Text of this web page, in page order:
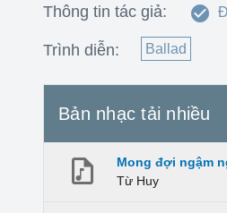
Thông tin tác giả:
Trình diễn: Ballad
Bản nhạc tải nhiều
Mong đợi ngậm
Từ Huy